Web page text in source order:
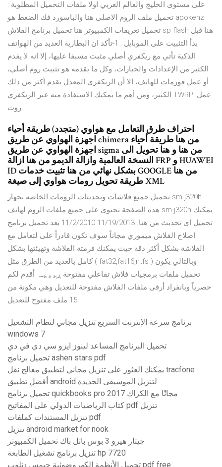
على مستوى الخليج والعالم العربي اولا ملفات التحميل المطلوبة :
تحميل ملف الروم الاصلى هنا والباسورد فك الضغط هو apokenz
تحميل تعريفات الكمبيوتر هنا تحميل برنامج الفلاش sp flash هنا قبل
بدأ التثبيت على الموبايل : 1-تأكد ان البطارية العديد من الهواتف
الذكية تأتي مع ريكفري أصلي مثبت مسبقا عليها، إلا انه لا يقدم
الكثير من الإعدادات والخيارات، وكل ما يقدمه هو تثبيت روم أصلي،
أو عمل فورمات للهاتف، الا أن الريكفري المعدل يقدم أكثر من ذلك
الكثير، ومن أهم ما يمكنك الاستفادة منه عبر الريكفري TWRP: عمل
روت
احتراف طرق التعامل مع هواوي (متجدد) طريقة أحياء
اجهزة الهواوي عن طريق chimera من هنا طريقة أحياء
اجهزة الهواوي عن طريق sigma من هنا و هنا تحويل الى
النسخة العالمية وازالة الديمو من هنا ازالة FRP و HUAWEI
ID بشكل نهائي من هنا تثبيت خدمات GOOGLE من هنا
طريقة تحويل رومات هواوي إلى صيغة XML
تحميل جميع فلاشات وتحديثات الرومات الخاصه بجهاز sm-j320h
هذه الصفحة تحتوى على جميع ملفات الروم لهاتف sm-j320h يمكنك
تحميل اى تحديث من هنا. 11/19/2013 11/2/2010 بعد تحميل برنامج
اصلاح الفلاش ميموري مجاناً سوف تكون قادراً على لتعامل مع
الفلاشة بشكل أكثر دقة حيث يمكنك فرمتة الفلاشة وتهيئتها بشكل
كامل بالعديد من الطرق مثل ( fat32,fat16,ntfs ) وبالتالي يكون
تحميل ملفات برمجيات فلاش تفاعلي مفتوحة ڕﯡۄ؏ـہ أقدم لكم
حصرياً وبانفراد أرقى ملفات الفلاش مفتوحة للتعديل وهي مكونة من
15 ملف مفتوح للتعديل .
برنامج سرعة الإنترنت السريع تنزيل مجاني لنظام التشغيل
windows 7
تحميل البرنامج المساعد لينوز ايزو سي دي في دي
تحميل برنامج ashen stars pdf
يمكنك العثور على تنزيل مجاني لتطبيق معالج نقل tracfone
أفضل تطبيق android لتنزيل الموسيقى الجديدة
تحميل برنامج quickbooks pro 2017 مجانًا مع الكراك
كتاب الرياضيات الدولي على المفاتيح pdf تنزيل
تنزيل المستندات كملفات pdf
تنزيل android market for nook
جيتار هيرو 3 بوس باتل باك تحميل الكمبيوتر
تنزيل برنامج تشغيل الطابعة hp 7720
تحميل الأنظمة الكهروضوئية جيمس دنلوب pdf free